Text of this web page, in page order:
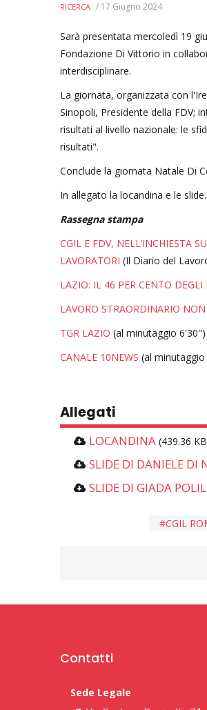
RICERCA / 17 Giugno 2024
Sarà presentata mercoledì 19
Fondazione Di Vittorio in
interdisciplinare.
La giornata, organizzata con
Sinopoli, Presidente della FDV;
risultati al livello nazionale: le
risultati".
Conclude la giornata Natale Di
In allegato la locandina e le slide.
Rassegna stampa
CGIL E FDV, NELL’INCHIESTA
LAVORATORI (Il Diario del
LAZIO: IL 46 PER CENTO
LAVORO STRAORDINARIO
TGR LAZIO (al minutaggio 6'30")
CANALE 10NEWS (al
Allegati
LOCANDINA (439.36
SLIDE DI DANIELE DI
SLIDE DI GIADA
CGIL
Contatti
Sede Legale